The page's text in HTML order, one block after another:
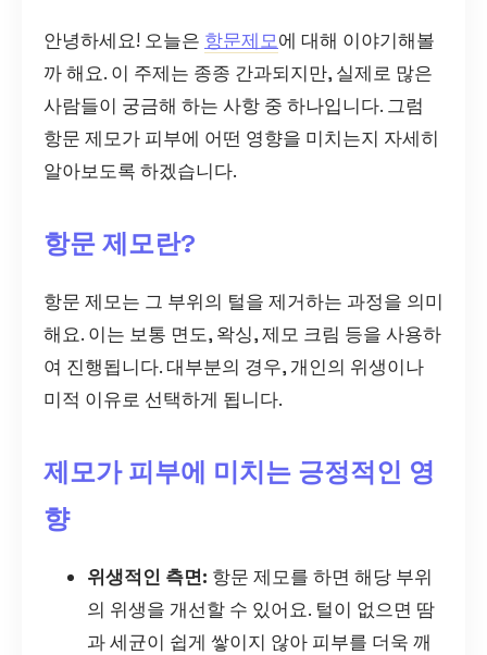
안녕하세요! 오늘은 항문제모에 대해 이야기해볼
까 해요. 이 주제는 종종 간과되지만, 실제로 많은
사람들이 궁금해 하는 사항 중 하나입니다. 그럼
항문 제모가 피부에 어떤 영향을 미치는지 자세히
알아보도록 하겠습니다.
항문 제모란?
항문 제모는 그 부위의 털을 제거하는 과정을 의미
해요. 이는 보통 면도, 왁싱, 제모 크림 등을 사용하
여 진행됩니다. 대부분의 경우, 개인의 위생이나
미적 이유로 선택하게 됩니다.
제모가 피부에 미치는 긍정적인 영
향
위생적인 측면: 항문 제모를 하면 해당 부위
의 위생을 개선할 수 있어요. 털이 없으면 땀
과 세균이 쉽게 쌓이지 않아 피부를 더욱 깨